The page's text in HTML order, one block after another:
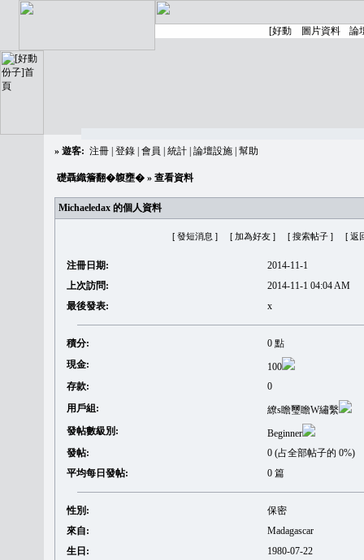
» 遊客: 注冊 登錄 會員 統計 論壇設施 幫助
礎聶織簷翻�䪖壅� » 查看資料
Michaeledax 的個人資料
[ 發短消息 ] [ 加為好友 ] [ 搜索帖子 ] [ 返
注冊日期:
2014-11-1
上次訪問:
2014-11-1 04:04 AM
最後發表:
x
積分:
0 點
現金:
100
存款:
0
用戶組:
繚s瞻璽瞻W繡繫
發帖數級別:
Beginner
發帖:
0 (占全部帖子的 0%)
平均每日發帖:
0 篇
性別:
保密
來自:
Madagascar
生日:
1980-07-22